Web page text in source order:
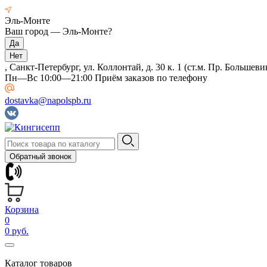
Эль-Монте
Ваш город — Эль-Монте?
, Санкт-Петербург, ул. Коллонтай, д. 30 к. 1 (ст.м. Пр.
Пн—Вс 10:00—21:00 Приём заказов по телефону
dostavka@napolspb.ru
Обратный звонок
Корзина
0
0 руб.
Каталог товаров